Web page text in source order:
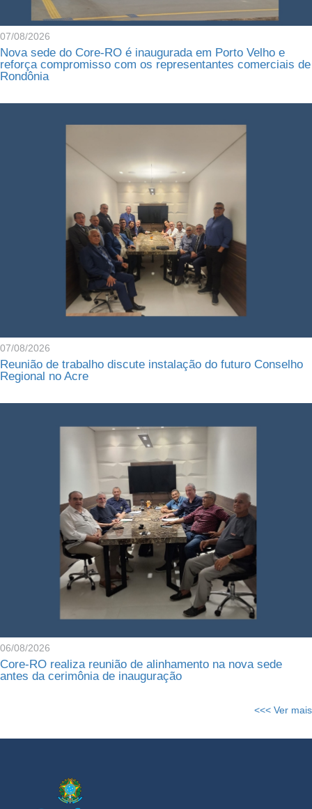
07/08/2026
Nova sede do Core-RO é inaugurada em Porto Velho e
reforça compromisso com os representantes comerciais de
Rondônia
07/08/2026
Reunião de trabalho discute instalação do futuro Conselho
Regional no Acre
06/08/2026
Core-RO realiza reunião de alinhamento na nova sede
antes da cerimônia de inauguração
<<< Ver mais